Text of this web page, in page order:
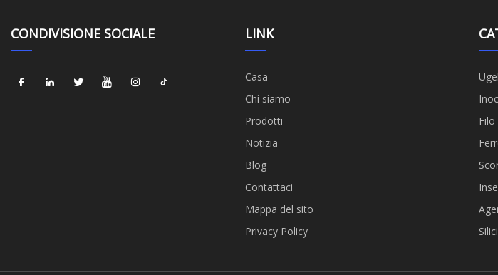
CONDIVISIONE SOCIALE LINK
Casa
Chi siamo
Prodotti
Notizia
Blog
Contattaci
Mappa del sito
Privacy Policy